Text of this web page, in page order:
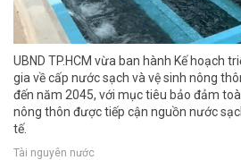
UBND TP.HCM vừa ban hành Kế hoạch
gia về cấp nước sạch và vệ sinh nông
đến năm 2045, với mục tiêu bảo đảm
nông thôn được tiếp cận nguồn nước
tế.
Tài nguyên nước